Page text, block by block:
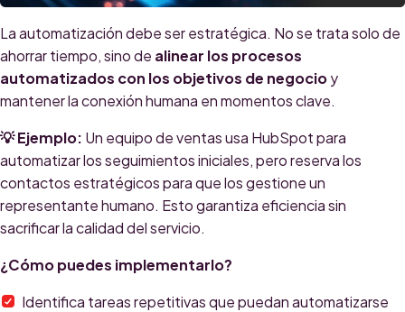
La automatización debe ser estratégica. No se trata solo de
ahorrar tiempo, sino de alinear los procesos
automatizados con los objetivos de negocioy
mantener la conexión humana en momentos clave.
💡 Ejemplo: Un equipo de ventas usa HubSpot para
automatizar los seguimientos iniciales, pero reserva los
contactos estratégicos para que los gestione un
representante humano. Esto garantiza eficiencia sin
sacrificar la calidad del servicio.
¿Cómo puedes implementarlo?
Identifica tareas repetitivas que puedan automatizarse